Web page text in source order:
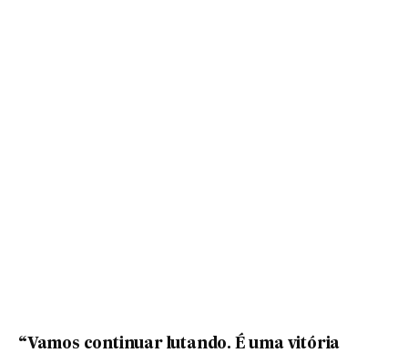
“Vamos continuar lutando. É uma vitória